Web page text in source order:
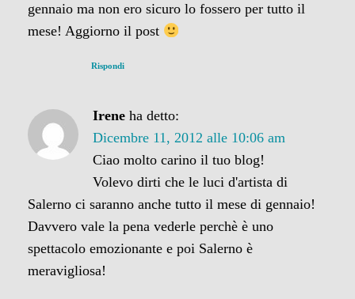
gennaio ma non ero sicuro lo fossero per tutto il
mese! Aggiorno il post
Rispondi
Irene ha detto:
Dicembre 11, 2012 alle 10:06 am
Ciao molto carino il tuo blog!
Volevo dirti che le luci d'artista di
Salerno ci saranno anche tutto il mese di gennaio!
Davvero vale la pena vederle perchè è uno
spettacolo emozionante e poi Salerno è
meravigliosa!